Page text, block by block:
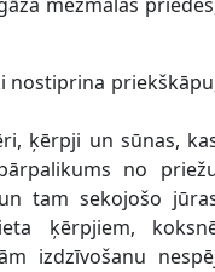
nostiprina
ķērpji un sūnas,
no
tam sekojošo
ķērpjiem,
izdzīvošanu